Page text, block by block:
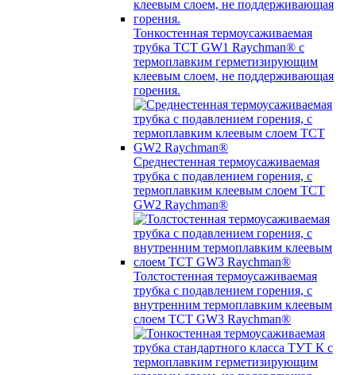
Тонкостенная термоусаживаемая
трубка TCT GW1 Raychman® с
термоплавким герметизирующим
клеевым слоем, не поддерживающая
горения.
Среднестенная термоусаживаемая
трубка c подавлением горения, с
термоплавким клеевым слоем TCT
GW2 Raychman®
Толстостенная термоусаживаемая
трубка c подавлением горения, с
внутренним термоплавким клеевым
слоем TCT GW3 Raychman®